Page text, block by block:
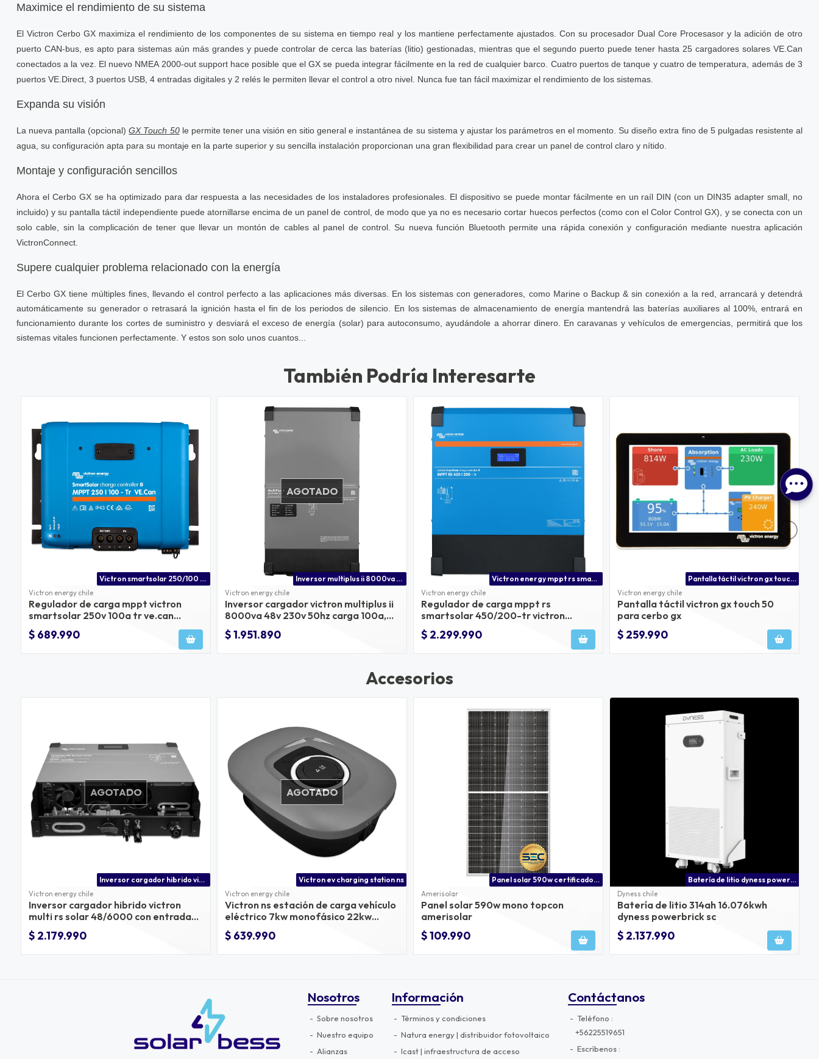
Maximice el rendimiento de su sistema
El Victron Cerbo GX maximiza el rendimiento de los componentes de su sistema en tiempo real y los mantiene perfectamente ajustados. Con su procesador Dual Core Procesasor y la adición de otro
puerto CAN-bus, es apto para sistemas aún más grandes y puede controlar de cerca las baterías (litio) gestionadas, mientras que el segundo puerto puede tener hasta 25 cargadores solares VE.Can
conectados a la vez. El nuevo NMEA 2000-out support hace posible que el GX se pueda integrar fácilmente en la red de cualquier barco. Cuatro puertos de tanque y cuatro de temperatura, además de 3
puertos VE.Direct, 3 puertos USB, 4 entradas digitales y 2 relés le permiten llevar el control a otro nivel. Nunca fue tan fácil maximizar el rendimiento de los sistemas.
Expanda su visión
La nueva pantalla (opcional)GX Touch 50le permite tener una visión en sitio general e instantánea de su sistema y ajustar los parámetros en el momento. Su diseño extra fino de 5 pulgadas resistente al
agua, su configuración apta para su montaje en la parte superior y su sencilla instalación proporcionan una gran flexibilidad para crear un panel de control claro y nítido.
Montaje y configuración sencillos
Ahora el Cerbo GX se ha optimizado para dar respuesta a las necesidades de los instaladores profesionales. El dispositivo se puede montar fácilmente en un raíl DIN (con un DIN35 adapter small, no
incluido) y su pantalla táctil independiente puede atornillarse encima de un panel de control, de modo que ya no es necesario cortar huecos perfectos (como con el Color Control GX), y se conecta con un
solo cable, sin la complicación de tener que llevar un montón de cables al panel de control. Su nueva función Bluetooth permite una rápida conexión y configuración mediante nuestra aplicación
VictronConnect.
Supere cualquier problema relacionado con la energía
El Cerbo GX tiene múltiples fines, llevando el control perfecto a las aplicaciones más diversas. En los sistemas con generadores, como Marine o Backup & sin conexión a la red, arrancará y detendrá
automáticamente su generador o retrasará la ignición hasta el fin de los periodos de silencio. En los sistemas de almacenamiento de energía mantendrá las baterías auxiliares al 100%, entrará en
funcionamiento durante los cortes de suministro y desviará el exceso de energía (solar) para autoconsumo, ayudándole a ahorrar dinero. En caravanas y vehículos de emergencias, permitirá que los
sistemas vitales funcionen perfectamente. Y estos son solo unos cuantos...
También Podría Interesarte
Victron smartsolar 250/100 mppt posee puerto ve.can y bluetooth
Victron energy chile
Regulador de carga mppt victron
smartsolar 250v 100a tr ve.can
bluetooth
$ 689.990
AGOTADO
Inversor multiplus ii 8000va 48v victron energy
Victron energy chile
Inversor cargador victron multiplus ii
8000va 48v 230v 50hz carga 100a,
conmutación 100a
$ 1.951.890
Victron energy mppt rs smartsolar 450/200-tr precio
Victron energy chile
Regulador de carga mppt rs
smartsolar 450/200-tr victron
energy
$ 2.299.990
Pantalla táctil victron gx touch 50 para cerbo gx
Victron energy chile
Pantalla táctil victron gx touch 50
para cerbo gx
$ 259.990
Accesorios
AGOTADO
Inversor cargador hibrido victron multi rs solar 48/6000
Victron energy chile
Inversor cargador hibrido victron
multi rs solar 48/6000 con entrada
450 v/4000w fv
$ 2.179.990
AGOTADO
Victron ev charging station ns
Victron energy chile
Victron ns estación de carga vehículo
eléctrico 7kw monofásico 22kw
trifásico
$ 639.990
Panel solar 590w certificado sec chile
Amerisolar
Panel solar 590w mono topcon
amerisolar
$ 109.990
Batería de litio dyness powerbrick sc 16.07 kwh 314ah | batería solar lifepo? chile
Dyness chile
Batería de litio 314ah 16.076kwh
dyness powerbrick sc
$ 2.137.990
Nosotros
Sobre nosotros
Nuestro equipo
Alianzas
Información
Términos y condiciones
Natura energy | distribuidor fotovoltaico
Icast | infraestructura de acceso
Contáctanos
Teléfono
+56225519651
Escríbenos